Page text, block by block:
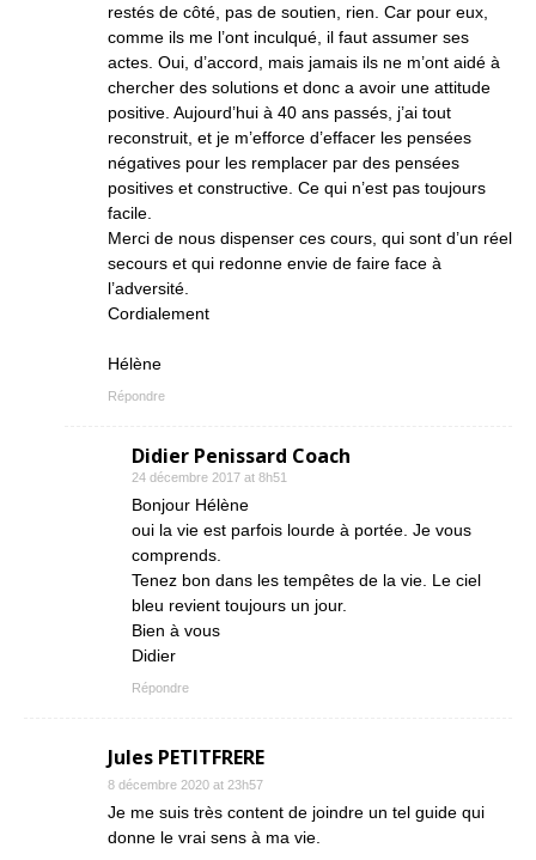
restés de côté, pas de soutien, rien. Car pour eux,
comme ils me l’ont inculqué, il faut assumer ses
actes. Oui, d’accord, mais jamais ils ne m’ont aidé à
chercher des solutions et donc a avoir une attitude
positive. Aujourd’hui à 40 ans passés, j’ai tout
reconstruit, et je m’efforce d’effacer les pensées
négatives pour les remplacer par des pensées
positives et constructive. Ce qui n’est pas toujours
facile.
Merci de nous dispenser ces cours, qui sont d’un réel
secours et qui redonne envie de faire face à
l’adversité.
Cordialement
Hélène
Répondre
Didier Penissard Coach
24 décembre 2017 at 8h51
Bonjour Hélène
oui la vie est parfois lourde à portée. Je vous
comprends.
Tenez bon dans les tempêtes de la vie. Le ciel
bleu revient toujours un jour.
Bien à vous
Didier
Répondre
Jules PETITFRERE
8 décembre 2020 at 23h57
Je me suis très content de joindre un tel guide qui
donne le vrai sens à ma vie.